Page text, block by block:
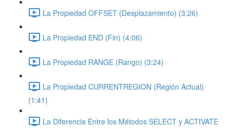
La Propiedad OFFSET (Desplazamiento) (3:26)
La Propiedad END (Fin) (4:06)
La Propiedad RANGE (Rango) (3:24)
La Propiedad CURRENTREGION (Región Actual)
(1:41)
La Diferencia Entre los Métodos SELECT y ACTIVATE